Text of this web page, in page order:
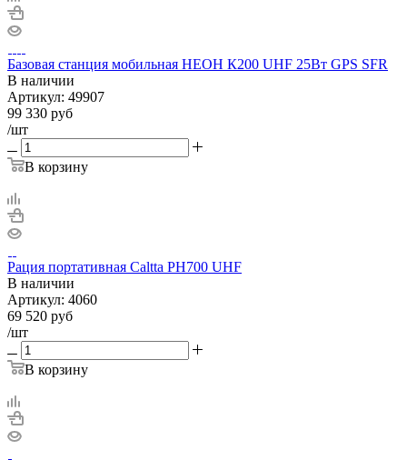
Базовая станция мобильная НЕОН К200 UHF 25Вт GPS SFR
В наличии
Артикул: 49907
99 330 руб
/шт
В корзину
Рация портативная Caltta PH700 UHF
В наличии
Артикул: 4060
69 520 руб
/шт
В корзину